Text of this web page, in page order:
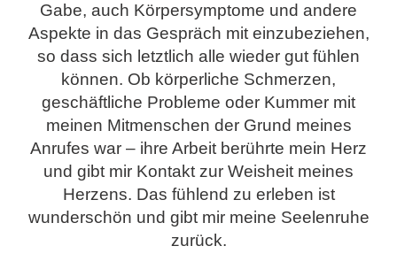
Gabe, auch Körpersymptome und andere
Aspekte in das Gespräch mit einzubeziehen,
so dass sich letztlich alle wieder gut fühlen
können. Ob körperliche Schmerzen,
geschäftliche Probleme oder Kummer mit
meinen Mitmenschen der Grund meines
Anrufes war – ihre Arbeit berührte mein Herz
und gibt mir Kontakt zur Weisheit meines
Herzens. Das fühlend zu erleben ist
wunderschön und gibt mir meine Seelenruhe
zurück.